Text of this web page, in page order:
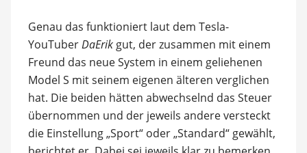
Genau das funktioniert laut dem Tesla-
YouTuberDaErikgut, der zusammen mit einem
Freund das neue System in einem geliehenen
Model S mit seinem eigenen älteren verglichen
hat. Die beiden hätten abwechselnd das Steuer
übernommen und der jeweils andere versteckt
die Einstellung „Sport“ oder „Standard“ gewählt,